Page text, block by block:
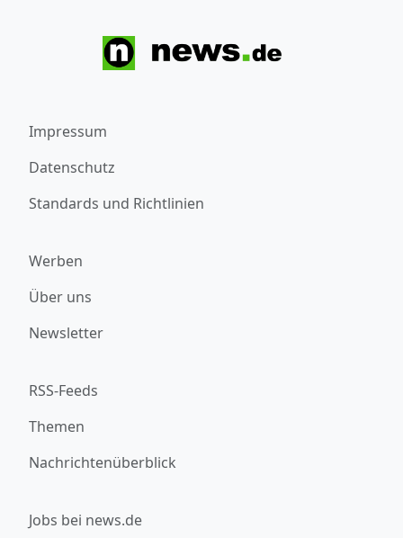
Impressum
Datenschutz
Standards und Richtlinien
Werben
Über uns
Newsletter
RSS-Feeds
Themen
Nachrichtenüberblick
Jobs bei news.de